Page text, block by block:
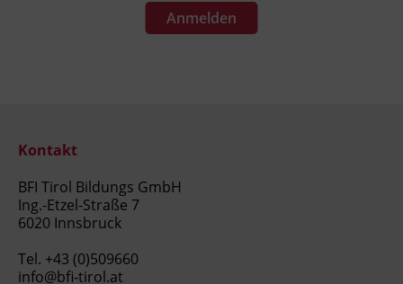
Anmelden
Kontakt
BFI Tirol Bildungs GmbH
Ing.-Etzel-Straße 7
6020 Innsbruck
Tel. +43 (0)509660
info@bfi-tirol.at